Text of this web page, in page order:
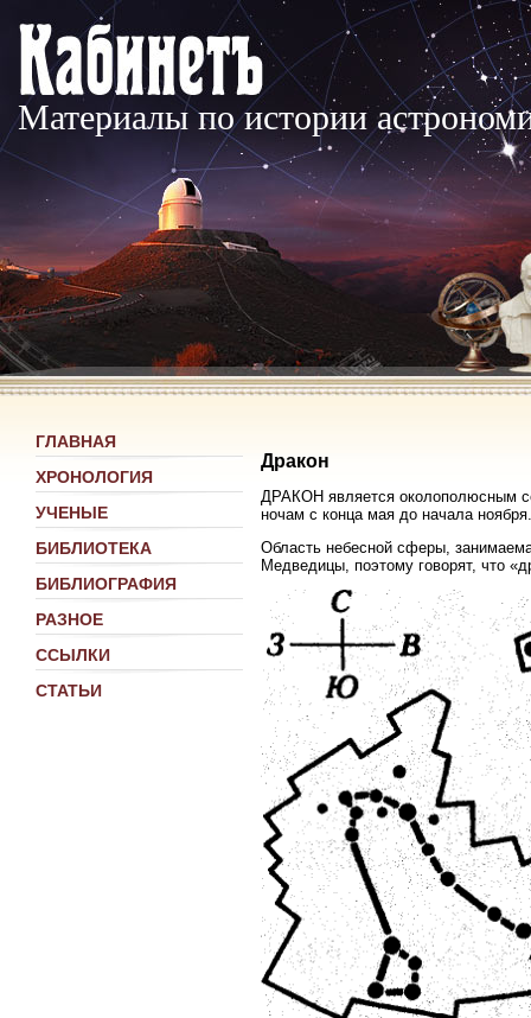
Материалы по истории
ГЛАВНАЯ
ХРОНОЛОГИЯ
УЧЕНЫЕ
БИБЛИОТЕКА
БИБЛИОГРАФИЯ
РАЗНОЕ
ССЫЛКИ
СТАТЬИ
Дракон
ДРАКОН является околополюсным
ночам с конца мая до начала ноября.
Область небесной сферы,
Медведицы, поэтому говорят, что